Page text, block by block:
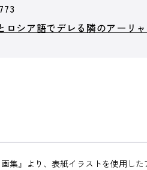
ロシア語でデレる隣のアーリ
集』より、表紙イラストを使用した